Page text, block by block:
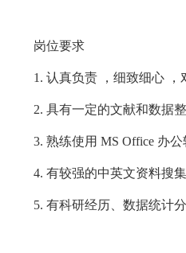
岗位要求
1. 认真负责 ，细致细心
2. 具有一定的文献和数据
3. 熟练使用 MS Office 办
4. 有较强的中英文资料搜
5. 有科研经历、数据统计